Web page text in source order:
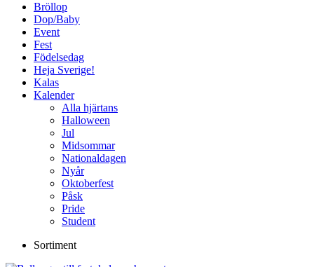
Bröllop
Dop/Baby
Event
Fest
Födelsedag
Heja Sverige!
Kalas
Kalender
Alla hjärtans
Halloween
Jul
Midsommar
Nationaldagen
Nyår
Oktoberfest
Påsk
Pride
Student
Sortiment